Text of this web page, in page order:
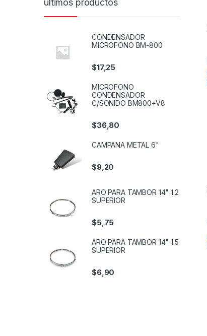
últimos productos
CONDENSADOR
MICROFONO BM-800
$17,25
MICROFONO
CONDENSADOR
C/SONIDO BM800+V8
$36,80
CAMPANA METAL 6"
$9,20
ARO PARA TAMBOR 14" 1.2
SUPERIOR
$5,75
ARO PARA TAMBOR 14" 1.5
SUPERIOR
$6,90